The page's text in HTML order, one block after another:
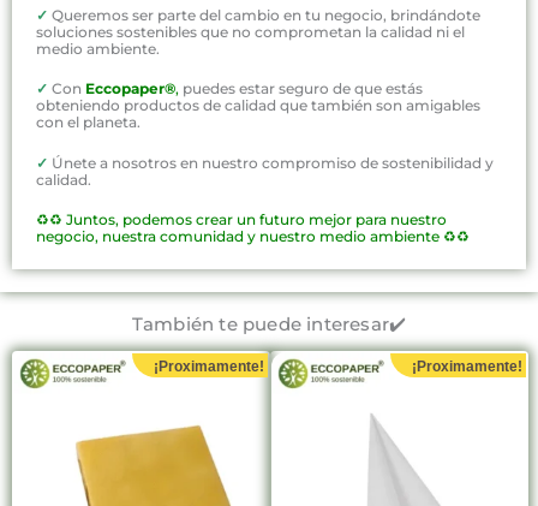
✓ Queremos ser parte del cambio en tu negocio, brindándote
soluciones sostenibles que no comprometan la calidad ni el
medio ambiente.
✓ Con Eccopaper®, puedes estar seguro de que estás
obteniendo productos de calidad que también son amigables
con el planeta.
✓ Únete a nosotros en nuestro compromiso de sostenibilidad y
calidad.
♻️♻️ Juntos, podemos crear un futuro mejor para nuestro
negocio, nuestra comunidad y nuestro medio ambiente ♻️♻️
También te puede interesar✔️
¡Proximamente! ¡Proximamente!